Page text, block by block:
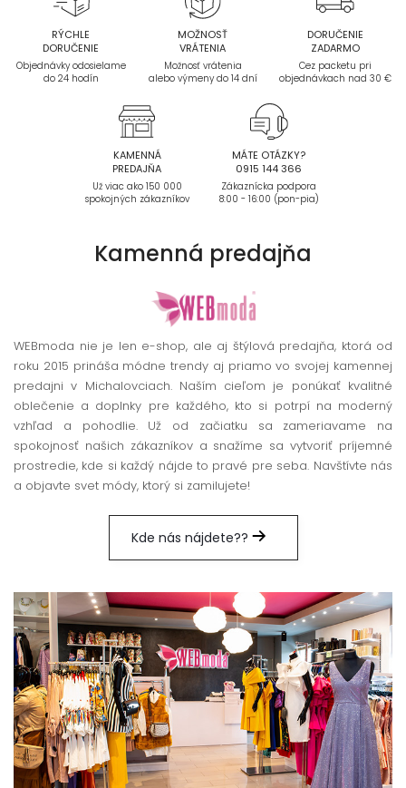
RÝCHLE
DORUČENIE
Objednávky odosielame
do 24 hodín
MOŽNOSŤ
VRÁTENIA
Možnosť vrátenia
alebo výmeny do 14 dní
DORUČENIE
ZADARMO
Cez packetu pri
objednávkach nad 30 €
KAMENNÁ
PREDAJŇA
Už viac ako 150 000
spokojných zákazníkov
MÁTE OTÁZKY?
0915 144 366
Zákaznícka podpora
8:00 - 16:00 (pon-pia)
Kamenná predajňa
WEBmoda nie je len e-shop, ale aj štýlová predajňa, ktorá od
roku 2015 prináša módne trendy aj priamo vo svojej kamennej
predajni v Michalovciach. Naším cieľom je ponúkať kvalitné
oblečenie a doplnky pre každého, kto si potrpí na moderný
vzhľad a pohodlie. Už od začiatku sa zameriavame na
spokojnosť našich zákazníkov a snažíme sa vytvoriť príjemné
prostredie, kde si každý nájde to pravé pre seba. Navštívte nás
a objavte svet módy, ktorý si zamilujete!
Kde nás nájdete??